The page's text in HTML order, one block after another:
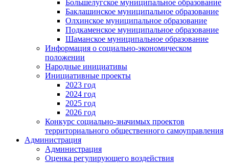
Большелугское муниципальное образование
Баклашинское муниципальное образование
Олхинское муниципальное образование
Подкаменское муниципальное образование
Шаманское муниципальное образование
Информация о социально-экономическом
положении
Народные инициативы
Инициативные проекты
2023 год
2024 год
2025 год
2026 год
Конкурс социально-значимых проектов
территориального общественного самоуправления
Администрация
Администрация
Оценка регулирующего воздействия